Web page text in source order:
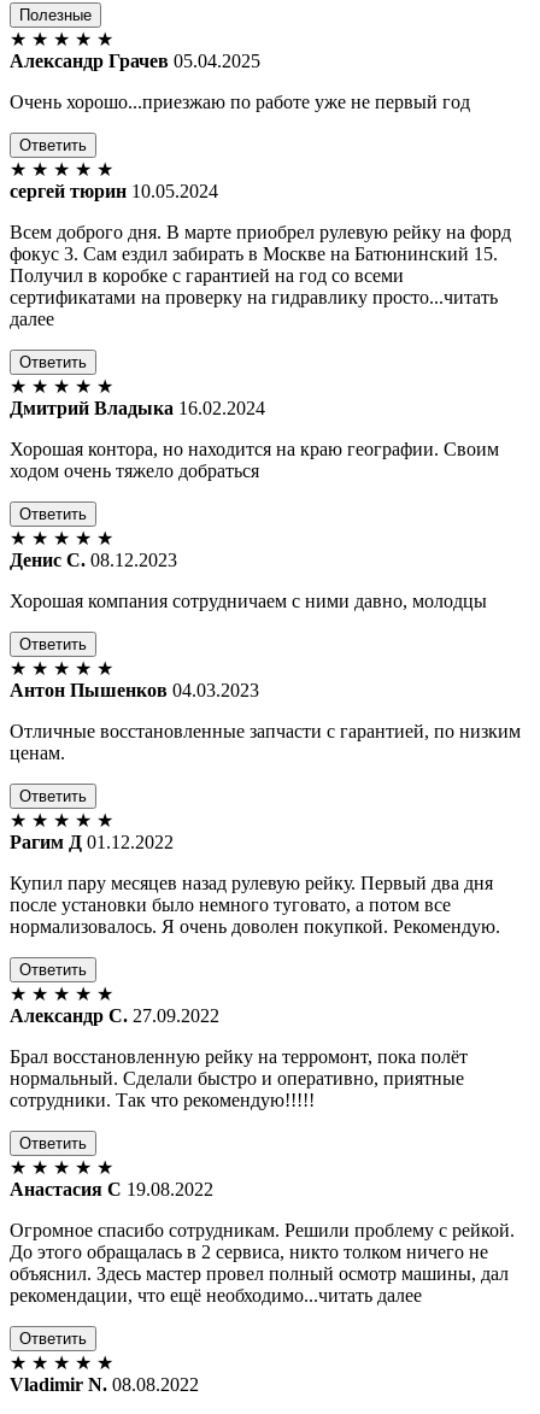
Полезные
★ ★ ★ ★ ★
Александр Грачев 05.04.2025
Очень хорошо...приезжаю по работе уже не первый год
Ответить
★ ★ ★ ★ ★
сергей тюрин 10.05.2024
Всем доброго дня. В марте приобрел рулевую рейку на форд
фокус 3. Сам ездил забирать в Москве на Батюнинский 15.
Получил в коробке с гарантией на год со всеми
сертификатами на проверку на гидравлику просто...читать
далее
Ответить
★ ★ ★ ★ ★
Дмитрий Владыка 16.02.2024
Хорошая контора, но находится на краю географии. Своим
ходом очень тяжело добраться
Ответить
★ ★ ★ ★ ★
Денис С. 08.12.2023
Хорошая компания сотрудничаем с ними давно, молодцы
Ответить
★ ★ ★ ★ ★
Антон Пышенков 04.03.2023
Отличные восстановленные запчасти с гарантией, по низким
ценам.
Ответить
★ ★ ★ ★ ★
Рагим Д 01.12.2022
Купил пару месяцев назад рулевую рейку. Первый два дня
после установки было немного туговато, а потом все
нормализовалось. Я очень доволен покупкой. Рекомендую.
Ответить
★ ★ ★ ★ ★
Александр С. 27.09.2022
Брал восстановленную рейку на терромонт, пока полёт
нормальный. Сделали быстро и оперативно, приятные
сотрудники. Так что рекомендую!!!!!
Ответить
★ ★ ★ ★ ★
Анастасия С 19.08.2022
Огромное спасибо сотрудникам. Решили проблему с рейкой.
До этого обращалась в 2 сервиса, никто толком ничего не
объяснил. Здесь мастер провел полный осмотр машины, дал
рекомендации, что ещё необходимо...читать далее
Ответить
★ ★ ★ ★ ★
Vladimir N. 08.08.2022